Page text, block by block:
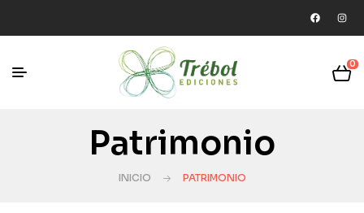
0
Patrimonio
INICIO PATRIMONIO